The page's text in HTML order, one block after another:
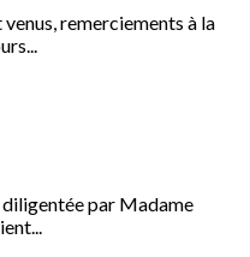
remerciements à la
par Madame